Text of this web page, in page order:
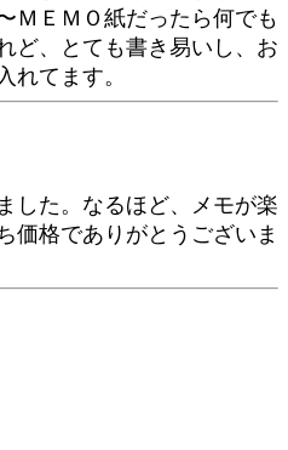
ＭＥＭＯ紙だったら何でも
ど、とても書き易いし、お
れてます。
した。なるほど、メモが楽
価格でありがとうございま